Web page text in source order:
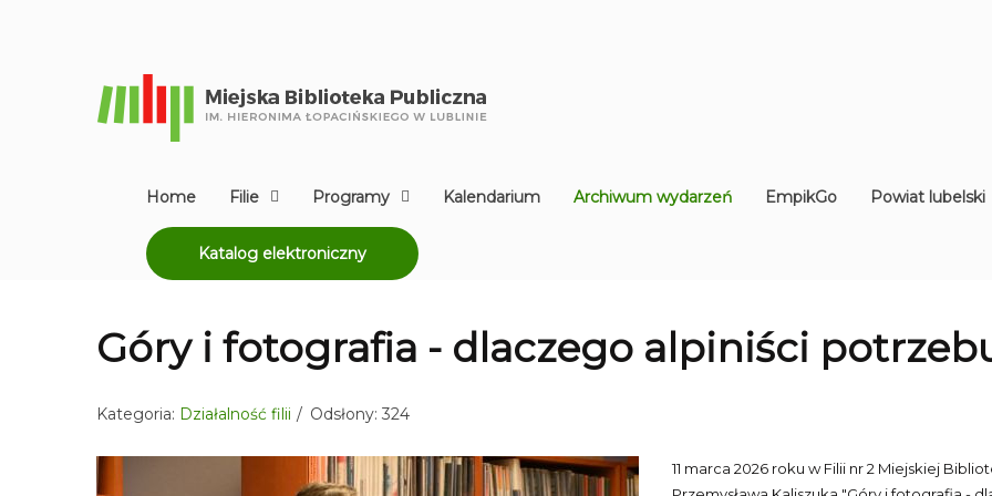
Home Filie Programy Kalendarium Archiwum wydarzeń EmpikGo Powiat lubelski
Katalog elektroniczny
Góry i fotografia - dlaczego alpiniści
Kategoria: Działalność filii Odsłony: 324
11 marca 2026 roku w Filii nr 2 Miejskiej